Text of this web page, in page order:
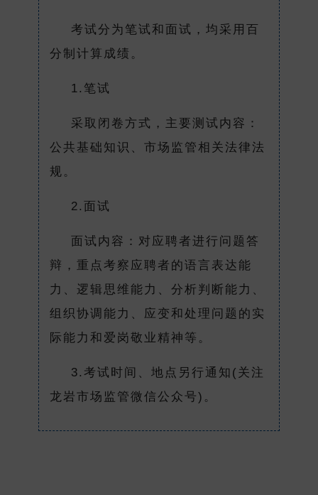
考试分为笔试和面试，均采用百
分制计算成绩。
1.笔试
采取闭卷方式，主要测试内容：
公共基础知识、市场监管相关法律法
规。
2.面试
面试内容：对应聘者进行问题答
辩，重点考察应聘者的语言表达能
力、逻辑思维能力、分析判断能力、
组织协调能力、应变和处理问题的实
际能力和爱岗敬业精神等。
3.考试时间、地点另行通知(关注
龙岩市场监管微信公众号)。